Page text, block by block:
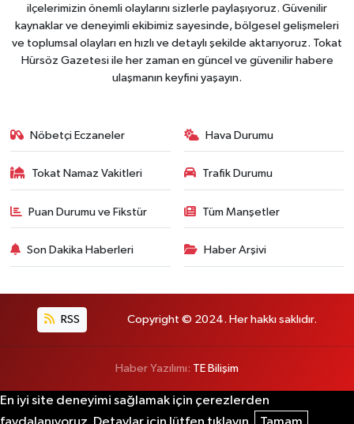
ilçelerimizin önemli olaylarını sizlerle paylaşıyoruz. Güvenilir
kaynaklar ve deneyimli ekibimiz sayesinde, bölgesel gelişmeleri
ve toplumsal olayları en hızlı ve detaylı şekilde aktarıyoruz. Tokat
Hürsöz Gazetesi ile her zaman en güncel ve güvenilir habere
ulaşmanın keyfini yaşayın.
Nöbetçi Eczaneler Hava Durumu
Tokat Namaz Vakitleri Trafik Durumu
Puan Durumu ve Fikstür Tüm Manşetler
Son Dakika Haberleri Haber Arşivi
RSS Copyright © 2024. Her hakkı saklıdır.
Haber Yazılımı: TE Bilişim
En iyi site deneyimi sağlamak için çerezlerden